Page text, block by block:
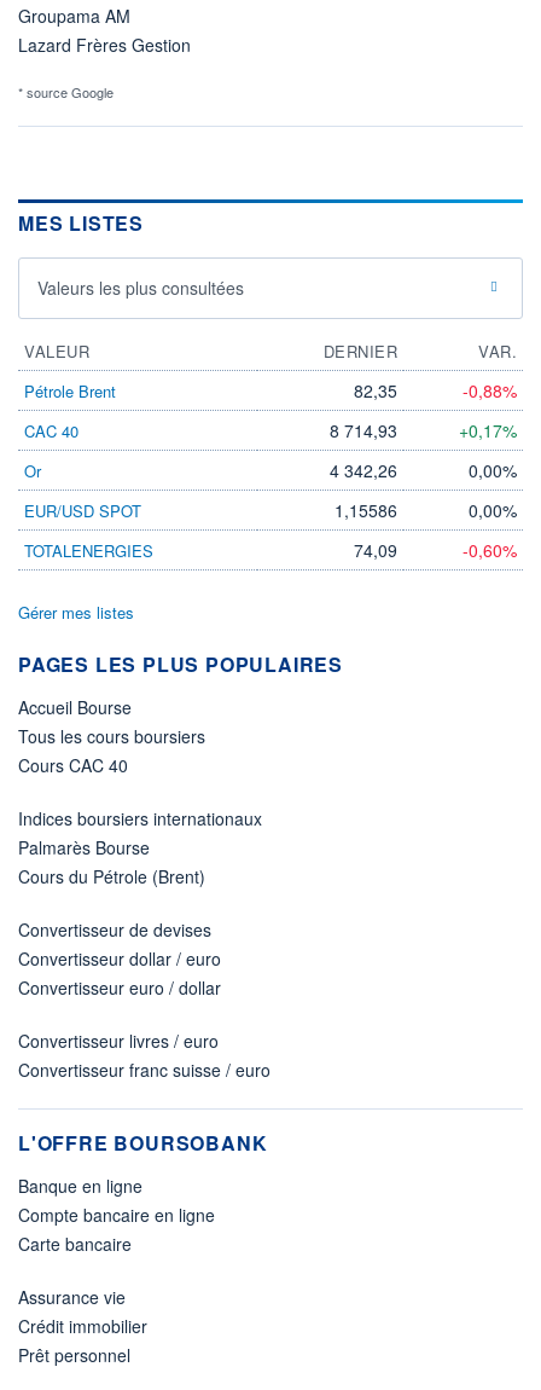
Groupama AM
Lazard Frères Gestion
* source Google
MES LISTES
Valeurs les plus consultées
VALEUR DERNIER
VAR.
Pétrole Brent
82,35 -0,88%
CAC 40 8 714,93 +0,17%
Or 4 342,26 0,00%
EUR/USD SPOT 1,15586 0,00%
TOTALENERGIES 74,09 -0,60%
Gérer mes listes
PAGES LES PLUS POPULAIRES
Accueil Bourse
Tous les cours boursiers
Cours CAC 40
Indices boursiers internationaux
Palmarès Bourse
Cours du Pétrole (Brent)
Convertisseur de devises
Convertisseur dollar / euro
Convertisseur euro / dollar
Convertisseur livres / euro
Convertisseur franc suisse / euro
L'OFFRE BOURSOBANK
Banque en ligne
Compte bancaire en ligne
Carte bancaire
Assurance vie
Crédit immobilier
Prêt personnel